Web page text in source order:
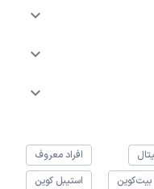
افراد معروف
بیت‌کوین استیبل کوین